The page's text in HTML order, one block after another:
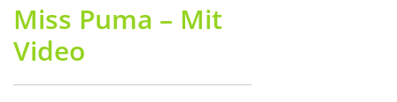
Miss Puma – Mit
Video